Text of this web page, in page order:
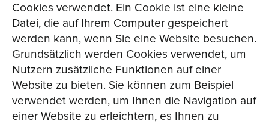
Cookies verwendet. Ein Cookie ist eine kleine
Datei, die auf Ihrem Computer gespeichert
werden kann, wenn Sie eine Website besuchen.
Grundsätzlich werden Cookies verwendet, um
Nutzern zusätzliche Funktionen auf einer
Website zu bieten. Sie können zum Beispiel
verwendet werden, um Ihnen die Navigation auf
einer Website zu erleichtern, es Ihnen zu